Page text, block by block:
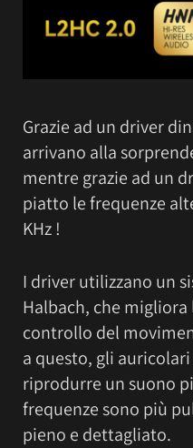
Grazie ad un driver
arrivano alla
mentre grazie ad un
piatto le frequenze
KHz !
I driver utilizzano un
Halbach, che
controllo del
a questo, gli
riprodurre un suono
frequenze sono più
pieno e dettagliato.